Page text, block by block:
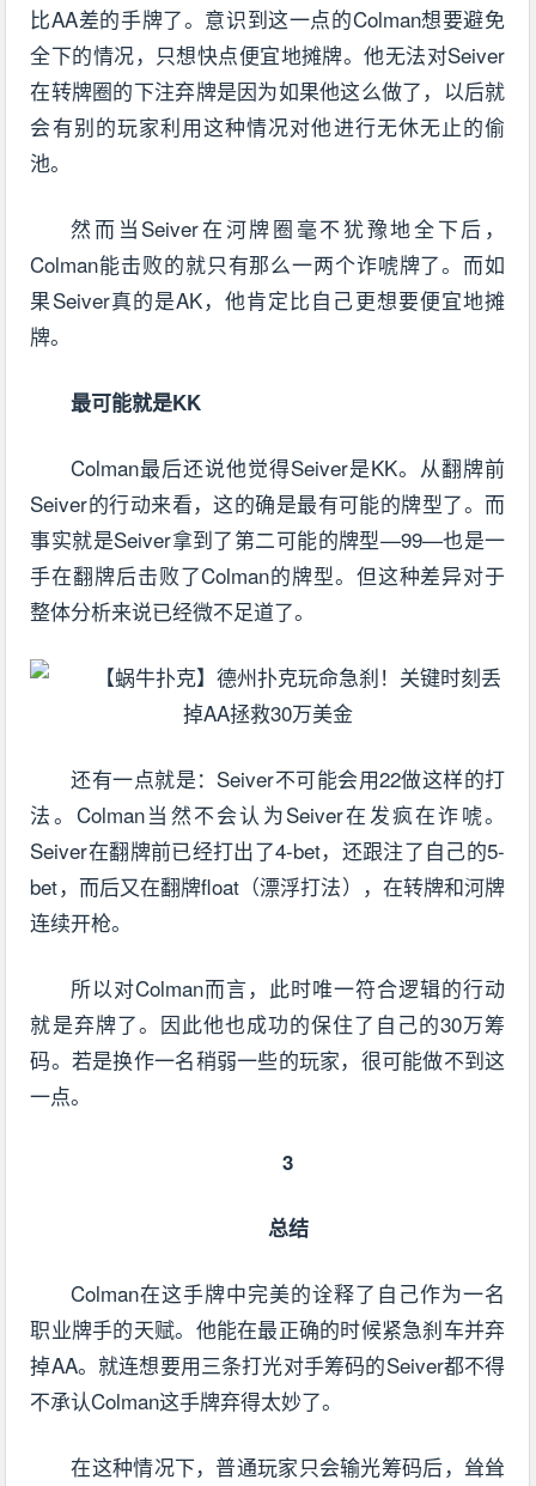
比AA差的手牌了。意识到这一点的Colman想要避免
全下的情况，只想快点便宜地摊牌。他无法对Seiver
在转牌圈的下注弃牌是因为如果他这么做了，以后就
会有别的玩家利用这种情况对他进行无休无止的偷
池。
然而当Seiver在河牌圈毫不犹豫地全下后，
Colman能击败的就只有那么一两个诈唬牌了。而如
果Seiver真的是AK，他肯定比自己更想要便宜地摊
牌。
最可能就是KK
Colman最后还说他觉得Seiver是KK。从翻牌前
Seiver的行动来看，这的确是最有可能的牌型了。而
事实就是Seiver拿到了第二可能的牌型—99—也是一
手在翻牌后击败了Colman的牌型。但这种差异对于
整体分析来说已经微不足道了。
还有一点就是：Seiver不可能会用22做这样的打
法。Colman当然不会认为Seiver在发疯在诈唬。
Seiver在翻牌前已经打出了4-bet，还跟注了自己的5-
bet，而后又在翻牌float（漂浮打法），在转牌和河牌
连续开枪。
所以对Colman而言，此时唯一符合逻辑的行动
就是弃牌了。因此他也成功的保住了自己的30万筹
码。若是换作一名稍弱一些的玩家，很可能做不到这
一点。
3
总结
Colman在这手牌中完美的诠释了自己作为一名
职业牌手的天赋。他能在最正确的时候紧急刹车并弃
掉AA。就连想要用三条打光对手筹码的Seiver都不得
不承认Colman这手牌弃得太妙了。
在这种情况下，普通玩家只会输光筹码后，耸耸